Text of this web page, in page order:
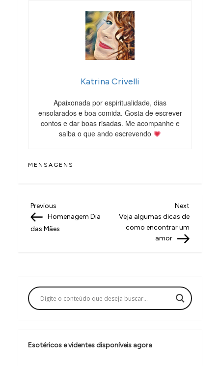
Katrina Crivelli
Apaixonada por espiritualidade, dias
ensolarados e boa comida. Gosta de escrever
contos e dar boas risadas. Me acompanhe e
saiba o que ando escrevendo
MENSAGENS
N
a
a
ç
o
d
Previous
Post
Previous
Homenagem Dia
das Mães
Next
Post
Next
Veja algumas dicas de
como encontrar um
amor
Esotéricos e videntes disponíveis agora